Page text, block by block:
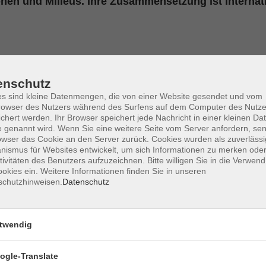
Anne
hat ihr betriebswirtschaftliches Studium in Frankreich und in
haben sie schon immer interessiert. Nachdem sie
hat sie sich in Bamberg niedergelassen. Seit 2017 ist sie
als Sprachkursleiterin in der Erwachsenenausbildung
und auf einen bereichernden interkulturellen Austausch im
sind kleine Datenmengen, die von einer Website gesendet und vom
des Nutzers während des Surfens auf dem Computer des
werden. Ihr Browser speichert jede Nachricht in einer kleinen
genannt wird. Wenn Sie eine weitere Seite vom Server anfordern,
das Cookie an den Server zurück. Cookies wurden als
für Websites entwickelt, um sich Informationen zu merken
des Benutzers aufzuzeichnen. Bitte willigen Sie in die
ein. Weitere Informationen finden Sie in unseren
Datenschutz
Translate